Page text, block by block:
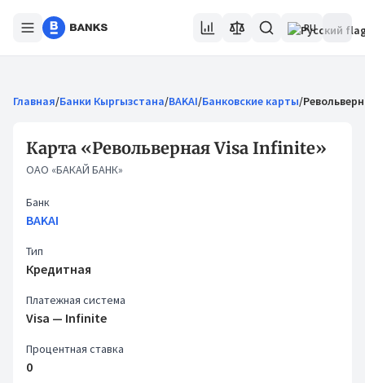
RU
Главная/Банки Кыргызстана/BAKAI/Банковские карты/
Карта «Револьверная Visa Infinite»
ОАО «БАКАЙ БАНК»
Банк
BAKAI
Тип
Кредитная
Платежная система
Visa — Infinite
Процентная ставка
0